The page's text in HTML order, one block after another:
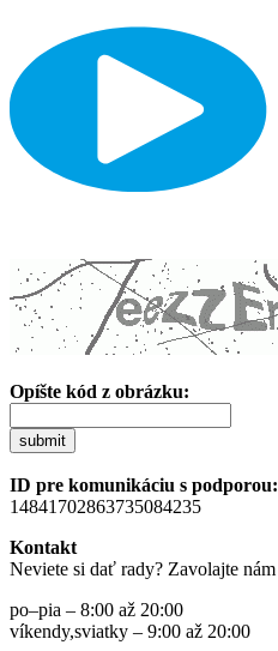
Opíšte kód z obrázku:
submit
ID pre komunikáciu s podporou:
14841702863735084235
Kontakt
Neviete si dať rady? Zavolajte nám
po–pia – 8:00 až 20:00
víkendy,sviatky – 9:00 až 20:00